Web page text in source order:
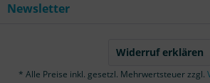
Newsletter
Widerruf erklären
* Alle Preise inkl. gesetzl. Mehrwertsteuer zzgl.